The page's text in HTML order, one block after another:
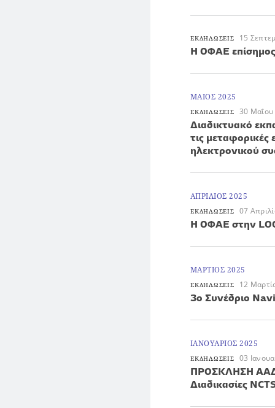
ΕΚΔΗΛΩΣΕΙΣ 15
H ΟΦΑΕ
ΜΑΙΟΣ 2025
ΕΚΔΗΛΩΣΕΙΣ 30
Διαδικτυακό
τις
ηλεκτρονικού
ΑΠΡΙΛΙΟΣ 2025
ΕΚΔΗΛΩΣΕΙΣ 07
H ΟΦΑΕ στην
ΜΑΡΤΙΟΣ 2025
ΕΚΔΗΛΩΣΕΙΣ 12
3ο Συνέδριο
ΙΑΝΟΥΑΡΙΟΣ 2025
ΕΚΔΗΛΩΣΕΙΣ 03
ΠΡΟΣΚΛΗΣΗ
Διαδικασίες